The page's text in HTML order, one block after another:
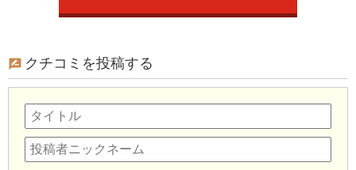
クチコミを投稿する